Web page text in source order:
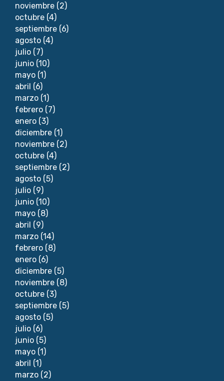
noviembre (2)
octubre (4)
septiembre (6)
agosto (4)
julio (7)
junio (10)
mayo (1)
abril (6)
marzo (1)
febrero (7)
enero (3)
diciembre (1)
noviembre (2)
octubre (4)
septiembre (2)
agosto (5)
julio (9)
junio (10)
mayo (8)
abril (9)
marzo (14)
febrero (8)
enero (6)
diciembre (5)
noviembre (8)
octubre (3)
septiembre (5)
agosto (5)
julio (6)
junio (5)
mayo (1)
abril (1)
marzo (2)